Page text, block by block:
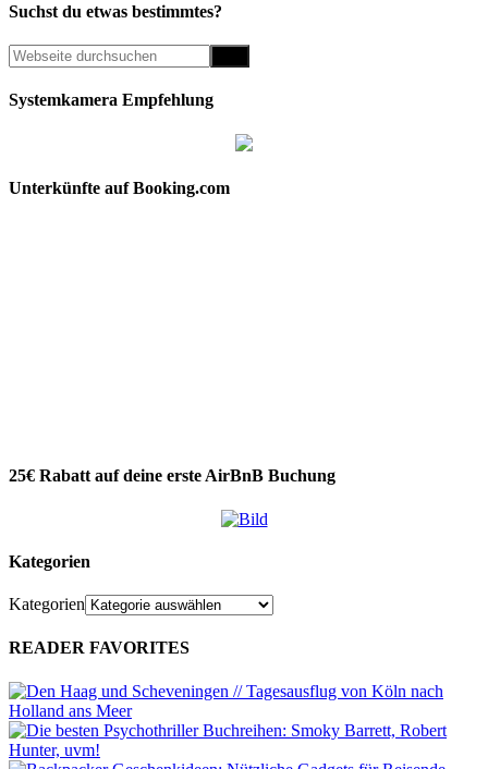
Suchst du etwas bestimmtes?
Systemkamera Empfehlung
Unterkünfte auf Booking.com
25€ Rabatt auf deine erste AirBnB Buchung
Kategorien
Kategorien
READER FAVORITES